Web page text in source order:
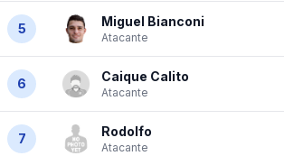
5 Miguel Bianconi
Atacante
6 Caique Calito
Atacante
7 Rodolfo
Atacante